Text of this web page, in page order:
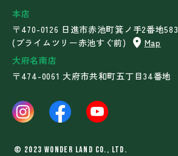
本店
〒470-0126 日進市赤池町箕ノ手2番地583
(プライムツリー赤池すぐ前)
Map
大府名南店
〒474-0061 大府市共和町五丁目34番地
©︎ 2023 WONDER LAND Co., Ltd.